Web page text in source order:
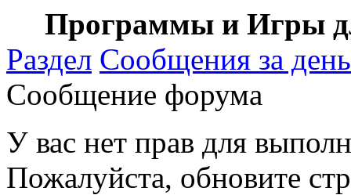
Программы и Игры
Раздел Сообщения за день
Сообщение форума
У вас нет прав для
Пожалуйста, обновите